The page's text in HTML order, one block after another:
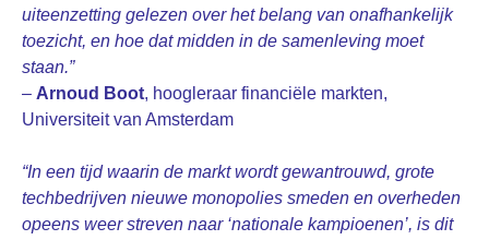
uiteenzetting gelezen over het belang van onafhankelijk
toezicht, en hoe dat midden in de samenleving moet
staan.”
– Arnoud Boot, hoogleraar financiële markten,
Universiteit van Amsterdam
“In een tijd waarin de markt wordt gewantrouwd, grote
techbedrijven nieuwe monopolies smeden en overheden
opeens weer streven naar ‘nationale kampioenen’, is dit